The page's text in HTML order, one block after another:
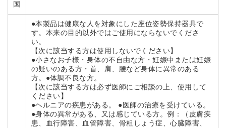
国
●本製品は健康な人を対象にした座位姿勢保持器具で
す。本来の目的以外ではご使用にならないでくださ
い。
【次に該当する方は使用しないでください】
●小さなお子様・身体の不自由な方・妊娠中または妊娠
の疑いのある方・首、肩、腰など身体に異常のある
方。●体調不良な方。
【次に該当する方は必ず医師にご相談の上、使用して
ください】
●ヘルニアの疾患がある。 ●医師の治療を受けている。
●身体の異常がある、又は感じている方。例：（皮膚疾
患、血行障害、血管障害、骨粗しょう症、心臓障害、